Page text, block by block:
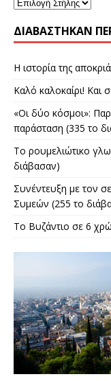
ΔΙΑΒΑΣΤΗΚΑΝ
Η ιστορία της
Καλό καλοκαίρι! Και
«Οι δύο κόσμοι»:
παράσταση (335 το
Το ρουμελιώτικο
διάβασαν)
Συνέντευξη με τον
Συμεών (255 το
Το Βυζάντιο σε 6